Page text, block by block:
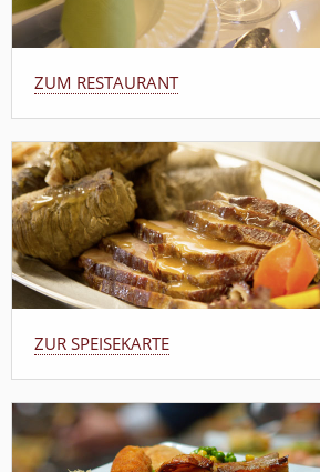
ZUM RESTAURANT
ZUR SPEISEKARTE